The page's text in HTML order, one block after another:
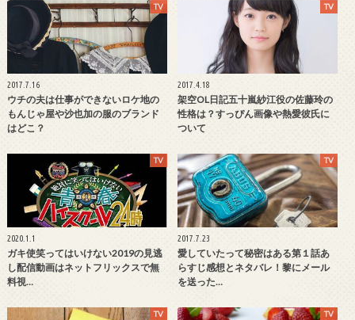
TV
2017.7.16
ウチの夫は仕事ができないロケ地の
もんじゃ屋や沙也加の服のブランド
はどこ？
TV
2017.4.18
架空OL日記五十嵐紗江役の佐藤玲の
性格は？すっぴん画像や熱愛彼氏に
ついて
TV
2020.1.1
ガキ使笑ってはいけない2019の見逃
し配信動画はネットフリックスで無
料視…
TV
2017.7.23
愛していたって秘密はある第１話あ
らすじ感想とネタバレ！黎にメール
を送った…
TV TV